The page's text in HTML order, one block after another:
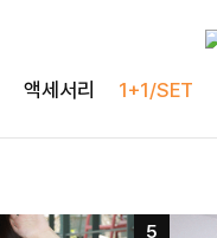
액세서리 1+1/SET